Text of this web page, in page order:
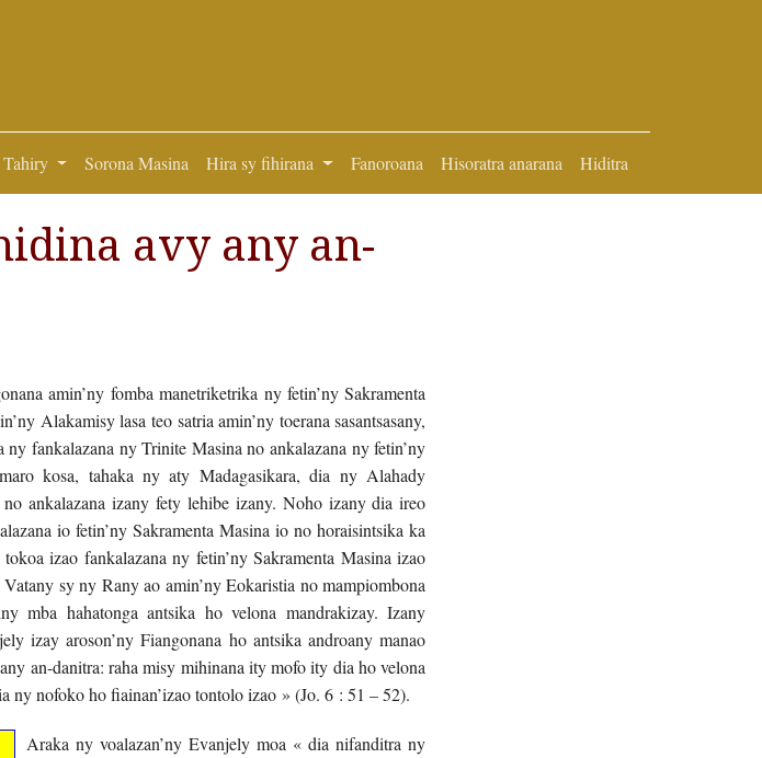
Tahiry Sorona Masina Hira sy fihirana Fanoroana Hisoratra anarana Hiditra
avy any an-
amin’ny fomba manetriketrika ny fetin’ny Sakramenta
Alakamisy lasa teo satria amin’ny toerana sasantsasany,
fankalazana ny Trinite Masina no ankalazana ny fetin’ny
kosa, tahaka ny aty Madagasikara, dia ny Alahady
ankalazana izany fety lehibe izany. Noho izany dia ireo
io fetin’ny Sakramenta Masina io no horaisintsika ka
izao fankalazana ny fetin’ny Sakramenta Masina izao
sy ny Rany ao amin’ny Eokaristia no mampiombona
mba hahatonga antsika ho velona mandrakizay. Izany
izay aroson’ny Fiangonana ho antsika androany manao
an-danitra: raha misy mihinana ity mofo ity dia ho velona
ny nofoko ho fiainan’izao tontolo izao » (Jo. 6 : 51 – 52).
Araka ny voalazan’ny Evanjely moa « dia nifanditra ny